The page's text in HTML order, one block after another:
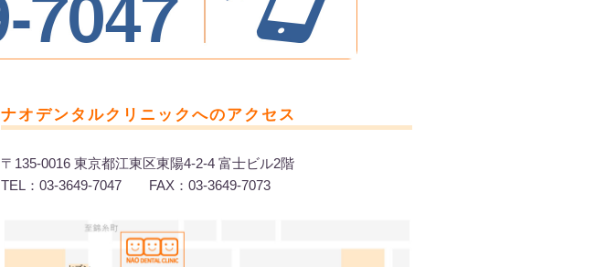
ナオデンタルクリニックへのアクセス
〒135-0016 東京都江東区東陽4-2-4 富士ビル2階
TEL：03-3649-7047 FAX：03-3649-7073